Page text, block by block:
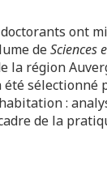
ont
deSciences
la région
été sélectionné
:
de la